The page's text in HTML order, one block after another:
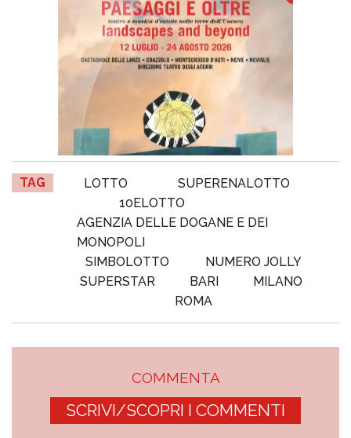
TAG LOTTO
SUPERENALOTTO
10ELOTTO
AGENZIA DELLE DOGANE E DEI
MONOPOLI
SIMBOLOTTO
NUMERO JOLLY
SUPERSTAR
BARI
MILANO
ROMA
COMMENTA
SCRIVI/SCOPRI I COMMENTI